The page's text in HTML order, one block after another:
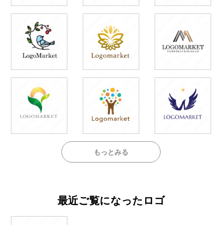
もっとみる
最近ご覧になったロゴ